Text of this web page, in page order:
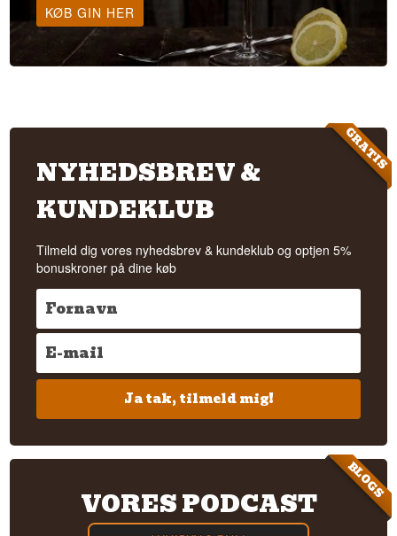
KØB GIN HER
GRATIS
NYHEDSBREV &
KUNDEKLUB
Tilmeld dig vores nyhedsbrev & kundeklub og optjen 5%
bonuskroner på dine køb
Ja tak, tilmeld mig!
BLOGS
VORES PODCAST